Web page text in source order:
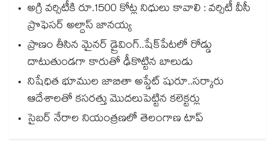
అగ్రి వర్సిటీకి రూ.1500 కోట్ల నిధులు కావాలి : వర్సిటీ వీసీ
ప్రొఫెసర్ అల్దాస్ జానయ్య
ప్రాణం తీసిన మైనర్‌‌ డ్రైవింగ్‌..షేక్‌పేటలో రోడ్డు
దాటుతుండగా కారుతో ఢీకొట్టిన బాలుడు
నిషేధిత భూముల జాబితా అప్డేట్ షురూ..సర్కారు
ఆదేశాలతో కసరత్తు మొదలుపెట్టిన కలెక్టర్లు
సైబర్ నేరాల నియంత్రణలో తెలంగాణ టాప్‌‌‌‌‌‌‌‌‌‌‌‌‌‌‌‌